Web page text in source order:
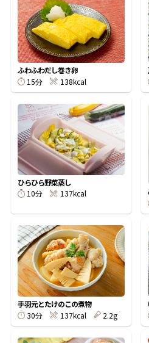
サッと鍋®
楽チン屋®
新鮮一番
割烹白だしレシピ
レシピ特設サイト
割烹白だしレシピ特集
だし巻き卵特集
かつおだしが決め手！簡単茶
ふわふわだし巻き卵
15分
138kcal
ひらひら野菜蒸し
10分
137kcal
手羽元とたけのこの煮物
30分
137kcal 2.2g